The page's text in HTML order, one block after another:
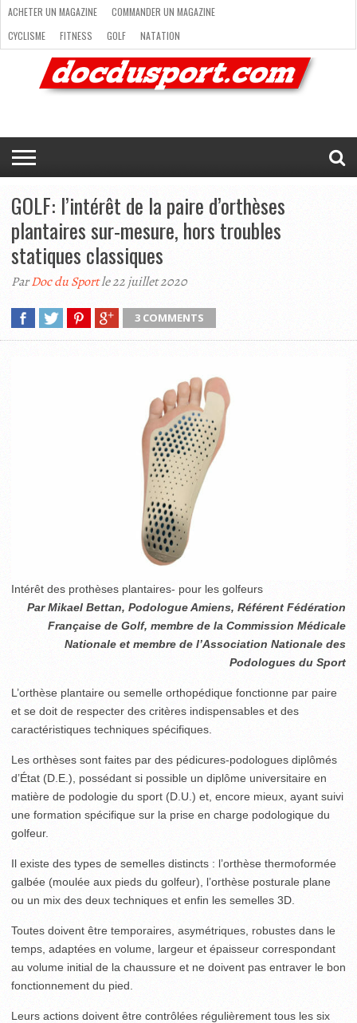
ACHETER
MAGAZINE
COMMANDER
UN
MAGAZINE
CYCLISME
FITNESS
GOLF
NATATION
RANDONNÉE
RUNNING
SKI
TRAIL
RUNNING
TRIATHLON
VOILE
NEWSLETTER
MAG’
EN
LIGNE
NOUS
CONTACTER
ACHETER UN MAGAZINE
COMMANDER UN MAGAZINE
CYCLISME
FITNESS GOLF
NATATION
RANDONNÉE
RUNNING SKI
TRAIL RUNNING
TRIATHLON
VOILE NEWSLETTER
MAG’ EN LIGNE
GOLF: l’intérêt de la paire d’orthèses
plantaires sur-mesure, hors troubles
statiques classiques
ParDoc du Sportle 22 juillet 2020
3 COMMENTS
Intérêt des prothèses plantaires- pour les golfeurs
Par Mikael Bettan, Podologue Amiens, Référent Fédération
Française de Golf, membre de la Commission Médicale
Nationale et membre de l’Association Nationale des
Podologues du Sport
L’orthèse plantaire ou semelle orthopédique fonctionne par paire
et se doit de respecter des critères indispensables et des
caractéristiques techniques spécifiques.
Les orthèses sont faites par des pédicures-podologues diplômés
d’État (D.E.), possédant si possible un diplôme universitaire en
matière de podologie du sport (D.U.) et, encore mieux, ayant suivi
une formation spécifique sur la prise en charge podologique du
golfeur.
Il existe des types de semelles distincts : l’orthèse thermoformée
galbée (moulée aux pieds du golfeur), l’orthèse posturale plane
ou un mix des deux techniques et enfin les semelles 3D.
Toutes doivent être temporaires, asymétriques, robustes dans le
temps, adaptées en volume, largeur et épaisseur correspondant
au volume initial de la chaussure et ne doivent pas entraver le bon
fonctionnement du pied.
Leurs actions doivent être contrôlées régulièrement tous les six